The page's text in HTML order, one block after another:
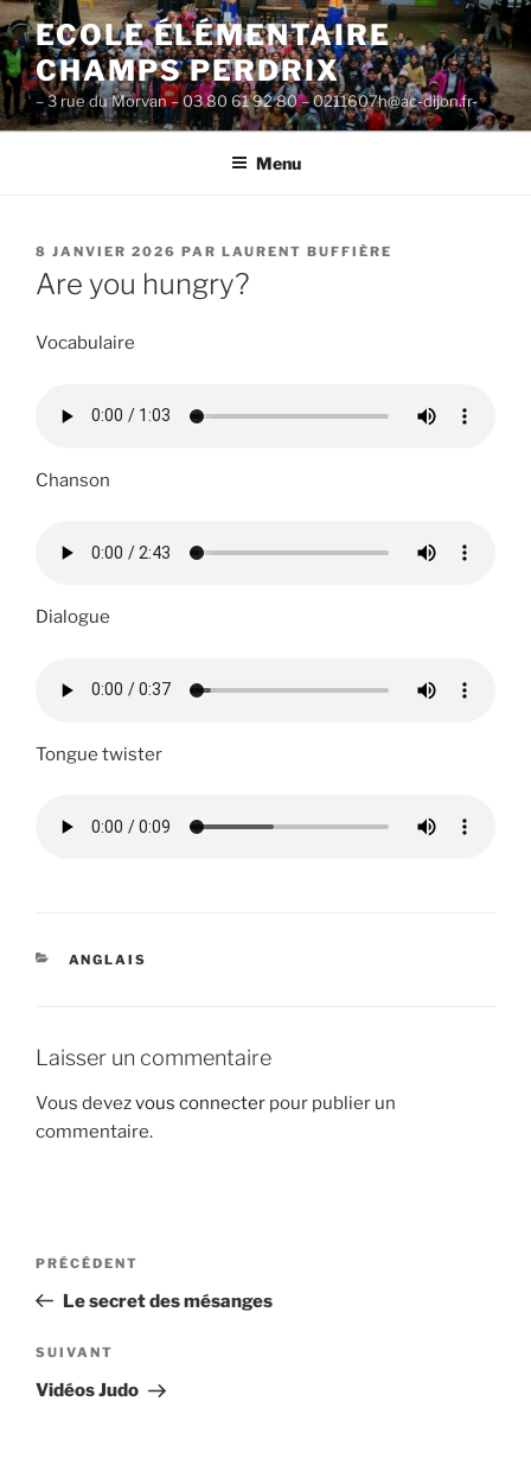
Aller
au
contenu
principal
ECOLE ÉLÉMENTAIRE
CHAMPS PERDRIX
– 3 rue du Morvan – 03 80 61 92 80 – 0211607h@ac-dijon.fr-
Menu
PUBLIÉ
LE
8 JANVIER 2026 PAR LAURENT BUFFIÈRE
Are you hungry?
Vocabulaire
Chanson
Dialogue
Tongue twister
CATÉGORIES
ANGLAIS
Laisser un commentaire
Vous devezvous connecter pour publier un
commentaire.
Navigation
l’article
Article
précédent
PRÉCÉDENT
Le secret des mésanges
Article
suivant
SUIVANT
Vidéos Judo